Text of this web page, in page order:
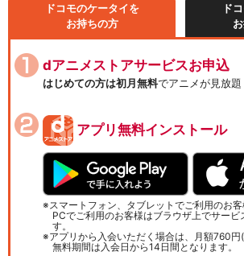
ドコモのケータイを
お持ちの方
ド
dアニメストアサービスお申込
はじめての方は初月無料でアニメが見放題
アプリ無料インストール
スマートフォン、タブレットでご利用のお客
PCでご利用のお客様はブラウザ上でサービ
す。
アプリから入会いただく場合は、月額760
無料期間は入会日から14日間となります。